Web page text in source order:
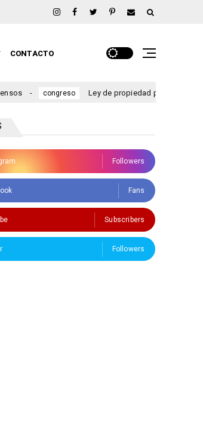
CONTACTO
Ley de propiedad privada: el oficialismo
Followers
Fans
Subscribers
Followers